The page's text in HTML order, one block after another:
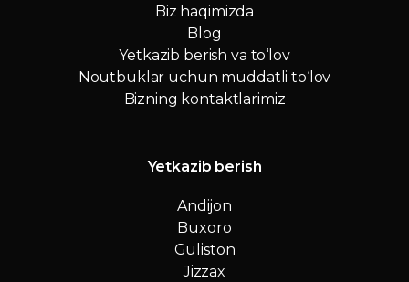
Biz haqimizda
Blog
Yetkazib berish va to‘lov
Noutbuklar uchun muddatli to‘lov
Bizning kontaktlarimiz
Yetkazib berish
Andijon
Buxoro
Guliston
Jizzax